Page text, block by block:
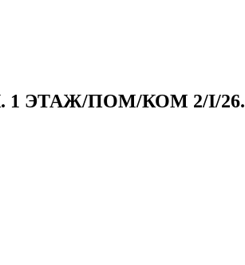
ЭТАЖ/ПОМ/КОМ 2/I/26.